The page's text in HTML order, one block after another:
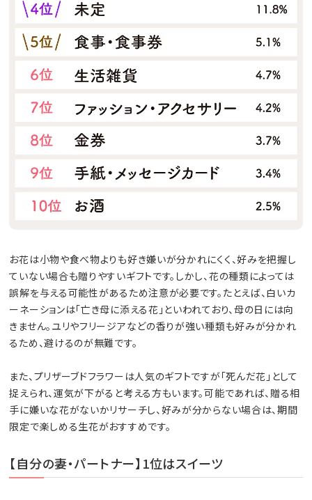
お花は小物や食べ物よりも好き嫌いが分かれにくく、好みを把握し
ていない場合も贈りやすいギフトです。しかし、花の種類によっては
誤解を与える可能性があるため注意が必要です。たとえば、白いカ
ーネーションは「亡き母に添える花」といわれており、母の日には向
きません。ユリやフリージアなどの香りが強い種類も好みが分かれ
るため、避けるのが無難です。
また、プリザーブドフラワーは人気のギフトですが「死んだ花」として
捉えられ、運気が下がると考える方もいます。可能であれば、贈る相
手に嫌いな花がないかリサーチし、好みが分からない場合は、期間
限定で楽しめる生花がおすすめです。
【自分の妻・パートナー】1位はスイーツ